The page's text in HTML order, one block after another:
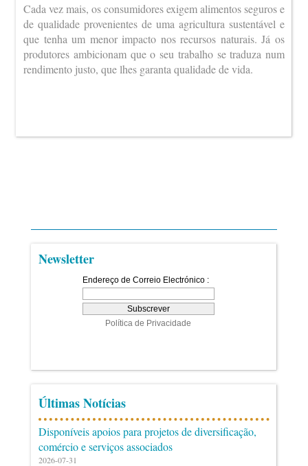
Cada vez mais, os consumidores exigem alimentos seguros e
de qualidade provenientes de uma agricultura sustentável e
que tenha um menor impacto nos recursos naturais. Já os
produtores ambicionam que o seu trabalho se traduza num
rendimento justo, que lhes garanta qualidade de vida.
Newsletter
Últimas Notícias
Disponíveis apoios para projetos de diversificação,
comércio e serviços associados
2026-07-31